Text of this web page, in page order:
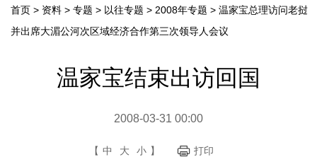
首页 > 资料 > 专题 > 以往专题 > 2008年专题 > 温家宝总理访问老挝
并出席大湄公河次区域经济合作第三次领导人会议
温家宝结束出访回国
2008-03-31 00:00
【 中 大 小 】 打印